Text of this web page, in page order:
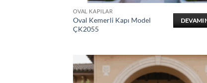
OVAL KAPILAR
Oval Kemerli Kapı Model
ÇK2055